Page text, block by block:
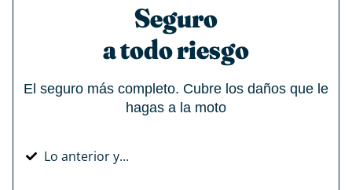
Seguro
a todo riesgo
El seguro más completo. Cubre los daños que le
hagas a la moto
Lo anterior y...